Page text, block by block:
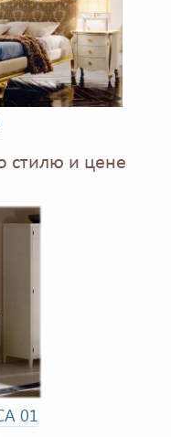
стилю и цене
01